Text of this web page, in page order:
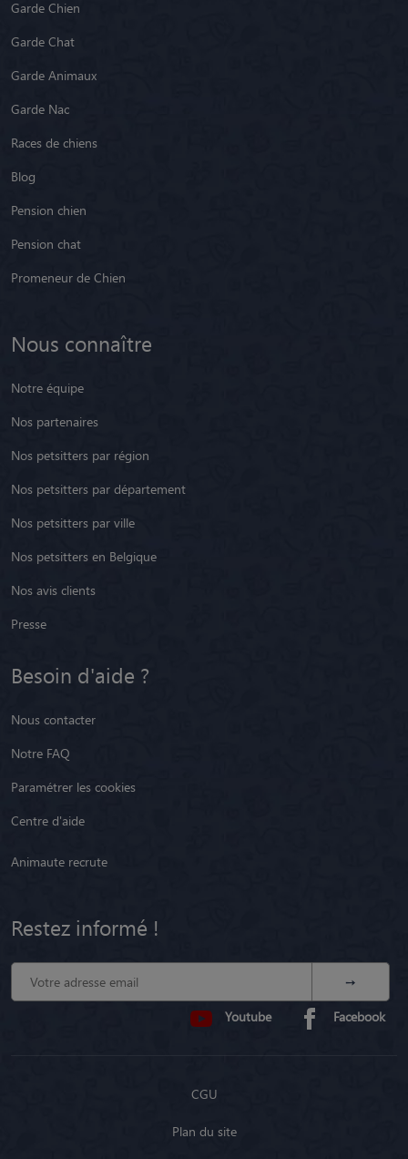
Garde Chien
Garde Chat
Garde Animaux
Garde Nac
Races de chiens
Blog
Pension chien
Pension chat
Promeneur de Chien
Nous connaître
Notre équipe
Nos partenaires
Nos petsitters par région
Nos petsitters par département
Nos petsitters par ville
Nos petsitters en Belgique
Nos avis clients
Presse
Besoin d'aide ?
Nous contacter
Notre FAQ
Paramétrer les cookies
Centre d'aide
Animaute recrute
Restez informé !
Youtube Facebook
CGU
Plan du site